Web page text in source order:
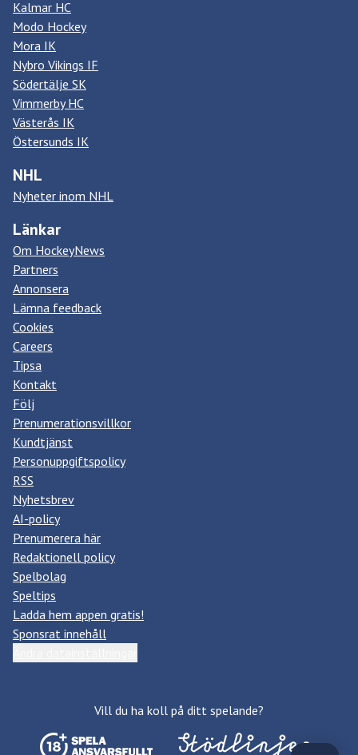
Kalmar HC
Modo Hockey
Mora IK
Nybro Vikings IF
Södertälje SK
Vimmerby HC
Västerås IK
Östersunds IK
NHL
Nyheter inom NHL
Länkar
Om HockeyNews
Partners
Annonsera
Lämna feedback
Cookies
Careers
Tipsa
Kontakt
Följ
Prenumerationsvillkor
Kundtjänst
Personuppgiftspolicy
RSS
Nyhetsbrev
AI-policy
Prenumerera här
Redaktionell policy
Spelbolag
Speltips
Ladda hem appen gratis!
Sponsrat innehåll
Vill du ha koll på ditt spelande?